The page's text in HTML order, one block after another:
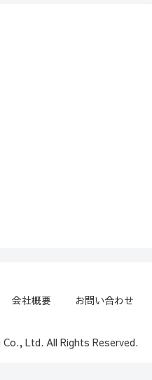
会社概要 お問い合わせ
Ltd. All Rights Reserved.